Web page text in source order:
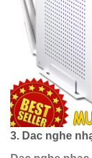
3. Dac nghe